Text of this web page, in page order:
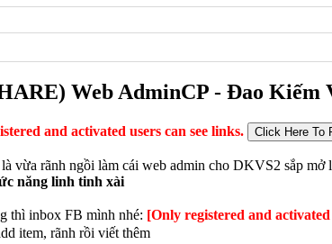
Web AdminCP - Đao Kiếm
and activated users can see links.
vừa rãnh ngồi làm cái web admin cho DKVS2 sắp mở
năng linh tinh xài
thì inbox FB mình nhé: [Only registered and activated
item, rãnh rồi viết thêm